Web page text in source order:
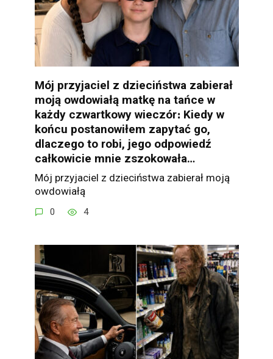
Mój przyjaciel z dzieciństwa zabierał
moją owdowiałą matkę na tańce w
każdy czwartkowy wieczór։ Kiedy w
końcu postanowiłem zapytać go,
dlaczego to robi, jego odpowiedź
całkowicie mnie zszokowała…
Mój przyjaciel z dzieciństwa zabierał moją
owdowiałą
0 4